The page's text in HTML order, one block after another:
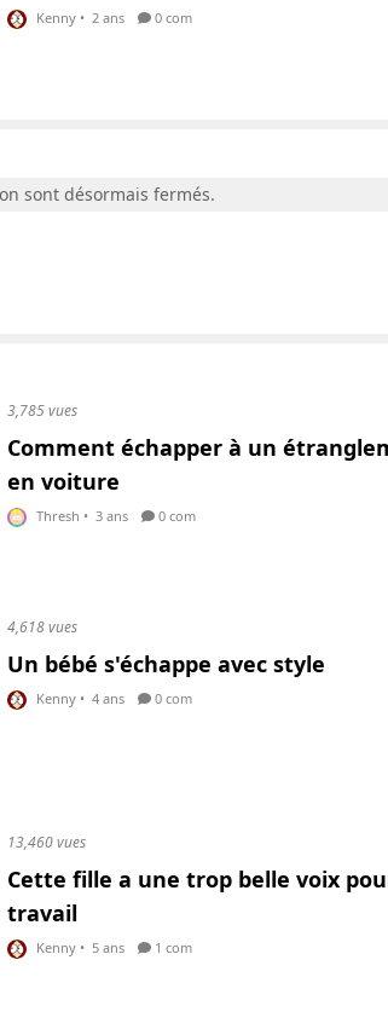
Kenny • 2 ans 0 com
sont désormais fermés.
3,785 vues
Comment échapper à un
en voiture
Thresh • 3 ans 0 com
4,618 vues
Un bébé s'échappe avec style
Kenny • 4 ans 0 com
13,460 vues
Cette fille a une trop belle voix
travail
Kenny • 5 ans 1 com